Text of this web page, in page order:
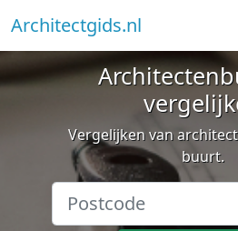
Architectgids.nl
Vergelijken van
buurt.